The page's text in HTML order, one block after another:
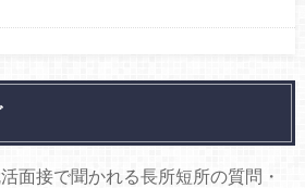
面接で聞かれる長所短所の質問・